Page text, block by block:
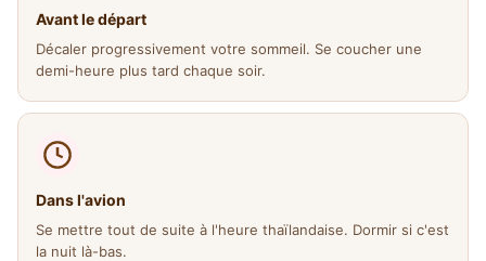
Avant le départ
Décaler progressivement votre sommeil. Se coucher une
demi-heure plus tard chaque soir.
Dans l'avion
Se mettre tout de suite à l'heure thaïlandaise. Dormir si c'est
la nuit là-bas.